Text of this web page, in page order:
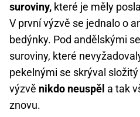
suroviny, které je měly
V první výzvě se jednalo o
bedýnky. Pod andělskými
suroviny, které
pekelnými se skrýval
výzvě nikdo neuspěl a tak
znovu.